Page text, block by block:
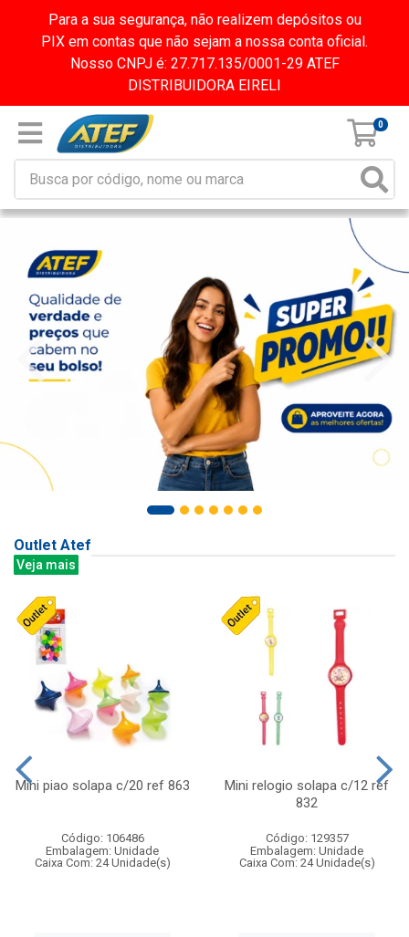
Para a sua segurança, não realizem depósitos ou
PIX em contas que não sejam a nossa conta oficial.
Nosso CNPJ é: 27.717.135/0001-29 ATEF
DISTRIBUIDORA EIRELI
0
Outlet Atef
Veja mais
Mini piao solapa c/20 ref 863
Código: 106486
Embalagem: Unidade
Caixa Com: 24 Unidade(s)
Mini relogio solapa c/12 ref
832
Código: 129357
Embalagem: Unidade
Caixa Com: 24 Unidade(s)